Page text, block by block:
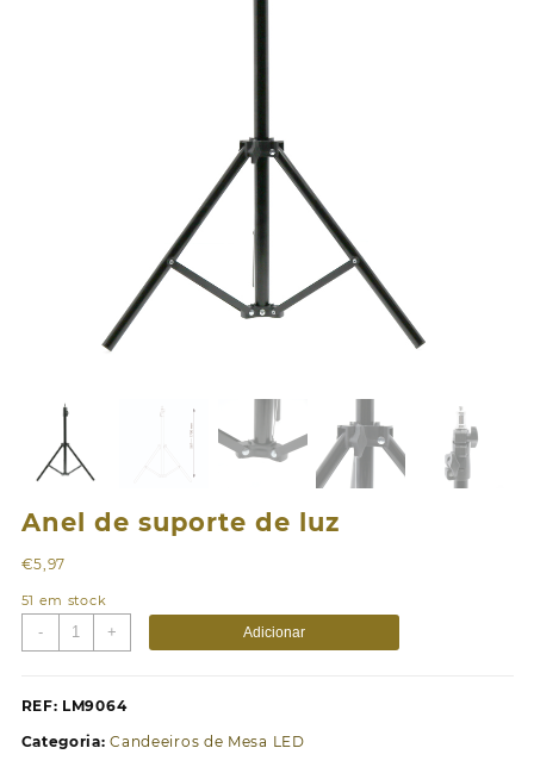
Anel de suporte de luz
€5,97
51 em stock
-
Quantidade
de
de
de
+ Adicionar
REF: LM9064
Categoria:Candeeiros de Mesa LED